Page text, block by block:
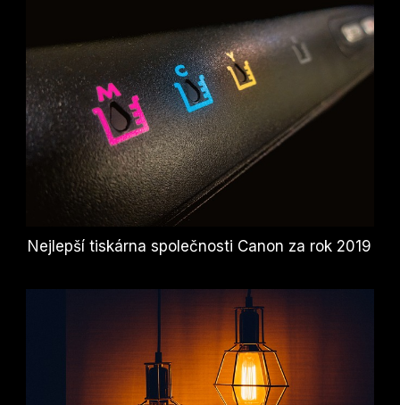
Nejlepší tiskárna společnosti Canon za rok 2019